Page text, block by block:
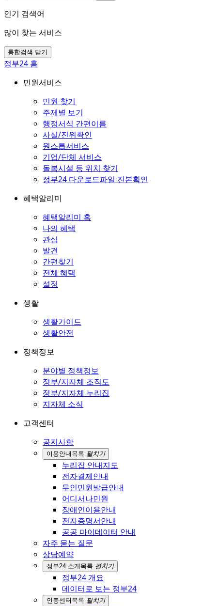
인기 검색어
많이 찾는 서비스
통합검색 닫기
정부24 홈
민원서비스
민원 찾기
주제별 보기
행정서식 간편이름
사실/진위확인
원스톱서비스
기업/단체 서비스
돌봄시설 등 위치 찾기
정부24 다운로드파일 진본확인
혜택알리미
혜택알리미 홈
나의 혜택
관심
발견
간편찾기
전체 혜택
설정
생활
생활가이드
생활안전
정책정보
분야별 정책정보
정부/지자체 조직도
정부/지자체 누리집
지자체 소식
고객센터
공지사항
이용안내 목록 펼치기
누리집 안내지도
전자결제안내
무인민원발급안내
어디서나민원
장애인이용안내
전자증명서안내
공공 마이데이터 안내
자주 묻는 질문
상담예약
정부24 소개 목록 펼치기
정부24 개요
데이터로 보는 정부24
인증센터 목록 펼치기